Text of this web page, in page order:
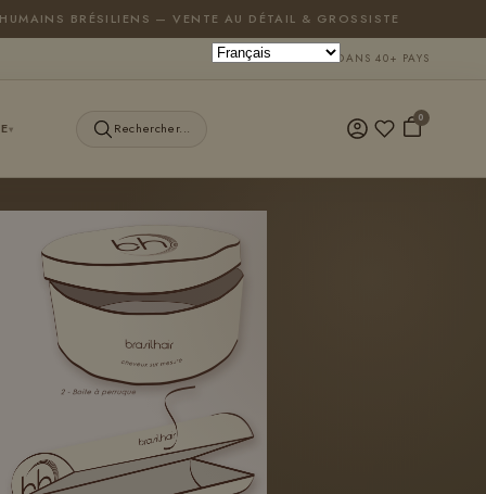
BRÉSILIENS — VENTE AU DÉTAIL & GROSSISTE
LIVRAISON DANS 40+ PAYS
▾ Rechercher...
0